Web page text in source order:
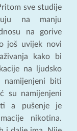
sve studije
na manju
na gorive
još uvijek novi
kako bi
na ljudsko
namijenjeni biti
su namijenjeni
a pušenje je
nikotina.